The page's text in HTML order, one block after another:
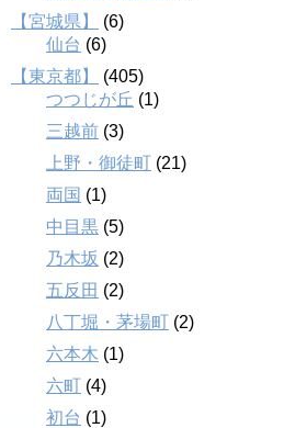
【宮城県】
(6)
仙台 (6)
【東京都】
(405)
つつじが丘 (1)
三越前 (3)
上野・御徒町 (21)
両国 (1)
中目黒 (5)
乃木坂 (2)
五反田 (2)
八丁堀・茅場町 (2)
六本木 (1)
六町 (4)
初台 (1)